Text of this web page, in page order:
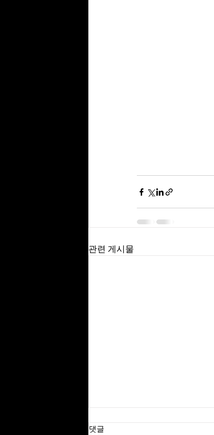
관련 게시물
댓글